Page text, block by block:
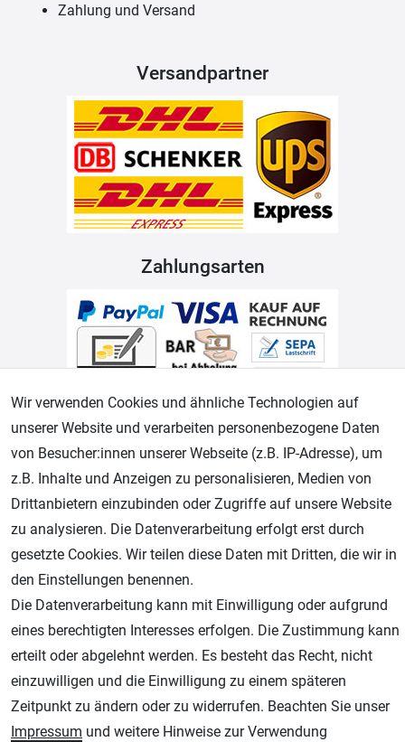
Zahlung und Versand
Versandpartner
Zahlungsarten
Geprüfter Shop
AGB Widerrufsrecht Datenschutz Impressum
Unsere weiteren Shops:
Wir verwenden Cookies und ähnliche Technologien auf
unserer Website und verarbeiten personenbezogene Daten
von Besucher:innen unserer Webseite (z.B. IP-Adresse), um
z.B. Inhalte und Anzeigen zu personalisieren, Medien von
Drittanbietern einzubinden oder Zugriffe auf unsere Website
zu analysieren. Die Datenverarbeitung erfolgt erst durch
gesetzte Cookies. Wir teilen diese Daten mit Dritten, die wir in
den Einstellungen benennen.
Die Datenverarbeitung kann mit Einwilligung oder aufgrund
eines berechtigten Interesses erfolgen. Die Zustimmung kann
erteilt oder abgelehnt werden. Es besteht das Recht, nicht
einzuwilligen und die Einwilligung zu einem späteren
Zeitpunkt zu ändern oder zu widerrufen. Beachten Sie unser
Impressum und weitere Hinweise zur Verwendung